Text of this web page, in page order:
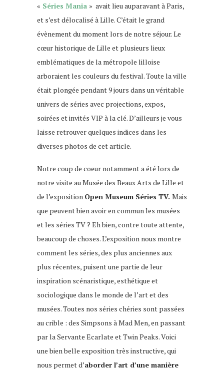
« Séries Mania » avait lieu auparavant à Paris,
et s’est délocalisé à Lille. C’était le grand
évènement du moment lors de notre séjour. Le
cœur historique de Lille et plusieurs lieux
emblématiques de la métropole lilloise
arboraient les couleurs du festival. Toute la ville
était plongée pendant 9 jours dans un véritable
univers de séries avec projections, expos,
soirées et invités VIP à la clé. D’ailleurs je vous
laisse retrouver quelques indices dans les
diverses photos de cet article.
Notre coup de coeur notamment a été lors de
notre visite au Musée des Beaux Arts de Lille et
de l’exposition Open Museum Séries TV. Mais
que peuvent bien avoir en commun les musées
et les séries TV ? Eh bien, contre toute attente,
beaucoup de choses. L’exposition nous montre
comment les séries, des plus anciennes aux
plus récentes, puisent une partie de leur
inspiration scénaristique, esthétique et
sociologique dans le monde de l’art et des
musées. Toutes nos séries chéries sont passées
au crible : des Simpsons à Mad Men, en passant
par la Servante Ecarlate et Twin Peaks. Voici
une bien belle exposition très instructive, qui
nous permet d’aborder l’art d’une manière